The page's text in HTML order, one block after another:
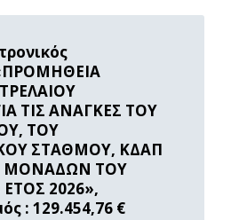
ΤΙΣ ΑΝΑΓΚΕΣ ΤΟΥ
ΤΟΥ
ΣΤΑΘΜΟΥ, ΚΔΑΠ
ΜΟΝΑΔΩΝ ΤΟΥ
2026»,
: 129.454,76 €